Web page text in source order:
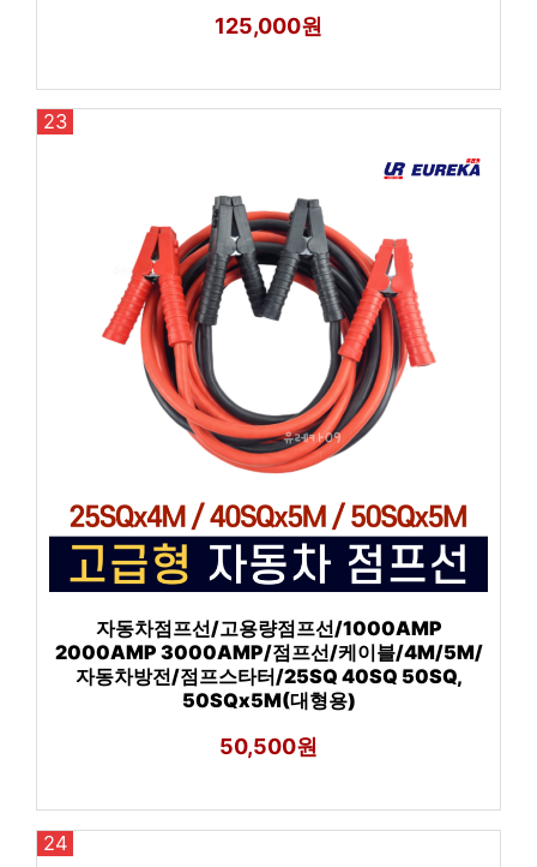
125,000원
23
자동차점프선/고용량점프선/1000AMP
2000AMP 3000AMP/점프선/케이블/4M/5M/
자동차방전/점프스타터/25SQ 40SQ 50SQ,
50SQx5M(대형용)
50,500원
24